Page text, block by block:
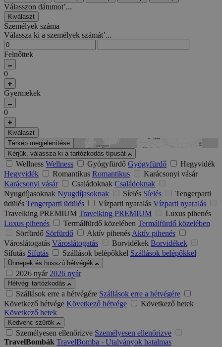
Válasszon dátumot’...
Kiválaszt
Személyek száma
Válassza ki a személyek számát’...
Felnőttek
0
Gyermekek
0
Kiválaszt
Térkép megjelenítése
Kérjük, válassza ki a tartózkodás típusát
Wellness Wellness Gyógyfürdő Gyógyfürdő
Hegyvidék
Hegyvidék
Romantikus Romantikus
Karácsonyi vásár
Karácsonyi vásár
Családoknak Családoknak
Nyugdíjasoknak Nyugdíjasoknak Síelés Síelés
Tengerparti
üdülés Tengerparti üdülés Vízparti nyaralás Vízparti nyaralás
Travelking PREMIUM Travelking PREMIUM
Luxus pihenés
Luxus pihenés
Termálfürdő közelében Termálfürdő közelében
Sörfürdő Sörfürdő Aktív pihenésAktív pihenés
Városlátogatás Városlátogatás Borvidékek Borvidékek
Sífutás Sífutás Szállások belépőkkel Szállások belépőkkel
Ünnepek és hosszú hétvégék
2026 nyár 2026 nyár
Hétvégi tartózkodás
Szállások erre a hétvégére Szállások erre a hétvégére
Következő hétvége Következő hétvége
Következő hetek
Következő hetek
Kedvenc szűrők
Személyesen ellenőrizve Személyesen ellenőrizve
TravelBombák TravelBomba - Utalványok hatalmas